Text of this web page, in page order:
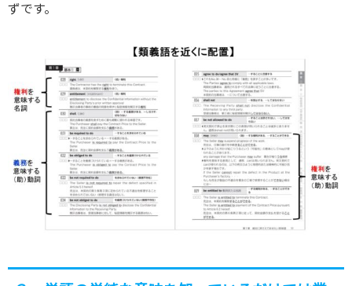
ずです。